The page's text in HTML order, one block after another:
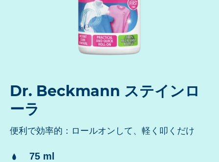
Dr. Beckmann ステインロ
ーラ
便利で効率的：ロールオンして、軽く叩くだけ
内
75 ml